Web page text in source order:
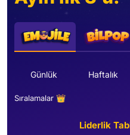
Günlük Haftalık
Sıralamalar 👑
Liderlik